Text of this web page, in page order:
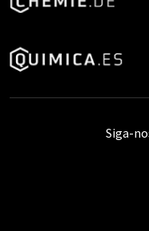
Siga-